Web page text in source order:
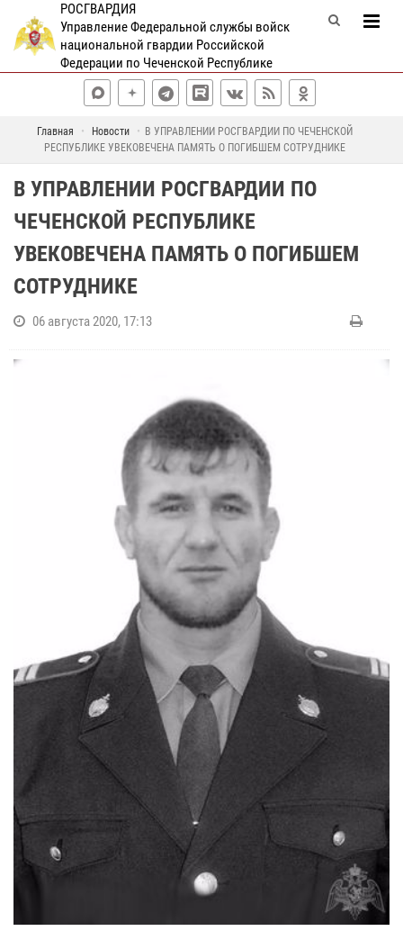
РОСГВАРДИЯ
Управление Федеральной службы войск
национальной гвардии Российской
Федерации по Чеченской Республике
Главная Новости
В УПРАВЛЕНИИ РОСГВАРДИИ ПО ЧЕЧЕНСКОЙ
РЕСПУБЛИКЕ УВЕКОВЕЧЕНА ПАМЯТЬ О ПОГИБШЕМ СОТРУДНИКЕ
В УПРАВЛЕНИИ РОСГВАРДИИ ПО
ЧЕЧЕНСКОЙ РЕСПУБЛИКЕ
УВЕКОВЕЧЕНА ПАМЯТЬ О ПОГИБШЕМ
СОТРУДНИКЕ
06 августа 2020, 17:13